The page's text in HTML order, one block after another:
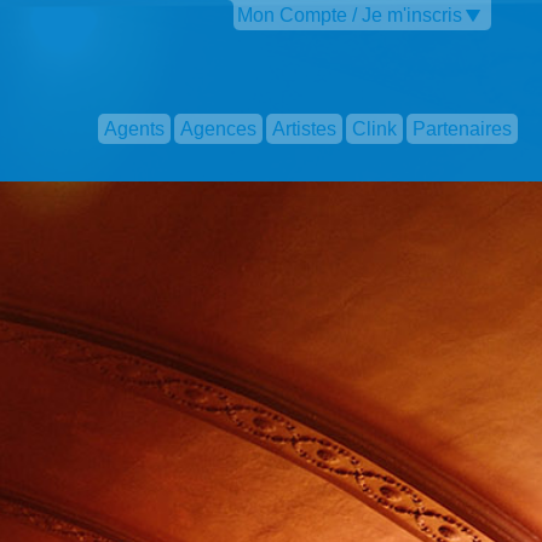
Mon Compte / Je m'inscris
Agents Agences Artistes Clink Partenaires